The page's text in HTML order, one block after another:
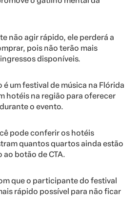
não agir rápido, ele perderá a
pois não terão mais
disponíveis.
um festival de música na Flórida
hotéis na região para oferecer
o evento.
pode conferir os hotéis
quantos quartos ainda estão
botão de CTA.
que o participante do festival
rápido possível para não ficar